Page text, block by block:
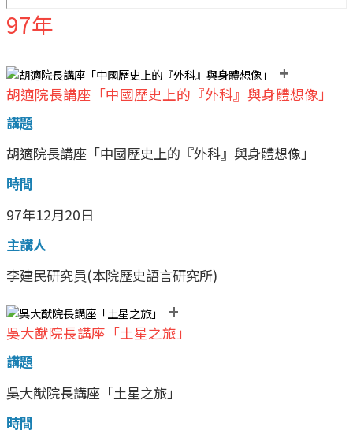
97年
+
胡適院長講座「中國歷史上的『外科』與身體想像」
講題
胡適院長講座「中國歷史上的『外科』與身體想像」
時間
97年12月20日
主講人
李建民研究員(本院歷史語言研究所)
+
吳大猷院長講座「土星之旅」
講題
吳大猷院長講座「土星之旅」
時間